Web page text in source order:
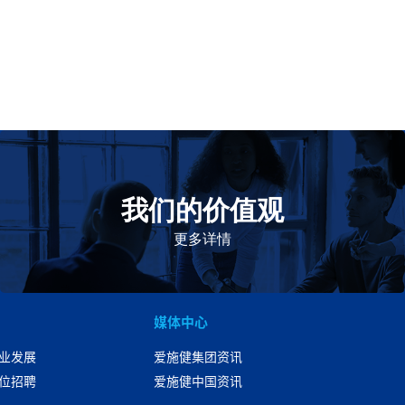
我们的价值观
更多详情
我们的价值观是爱施健存立和发展的基石。集团上下以
此为指引，为实现集团目标而共同奋斗。
发展
招聘
媒体中心
爱施健集团资讯
爱施健中国资讯